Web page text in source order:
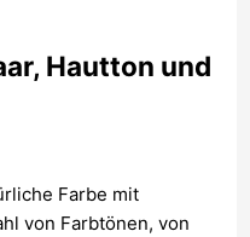
Hautton und
Farbe mit
von Farbtönen, von